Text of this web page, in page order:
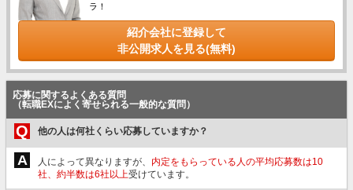
ラ！
紹介会社に登録して
非公開求人を見る(無料)
応募に関するよくある質問
（転職EXによく寄せられる一般的な質問）
Q 他の人は何社くらい応募していますか？
A 人によって異なりますが、 内定をもらっている人の平均応募数は10
社、約半数は6社以上受けています。